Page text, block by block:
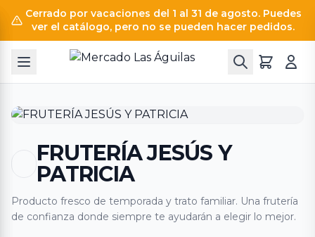
Cerrado por vacaciones del 1 al 31 de agosto. Puedes
ver el catálogo, pero no se pueden hacer pedidos.
FRUTERÍA JESÚS Y
PATRICIA
Producto fresco de temporada y trato familiar. Una frutería
de confianza donde siempre te ayudarán a elegir lo mejor.